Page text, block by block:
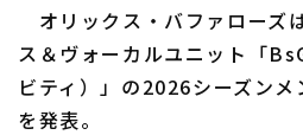
ファーム中地区
ファーム西地区
交流戦
北海道日本ハムファイタ
東北楽天ゴールデンイー
オリックス・バファローズ
ス＆ヴォーカルユニット「
ビティ）」の2026シーズン
を発表。